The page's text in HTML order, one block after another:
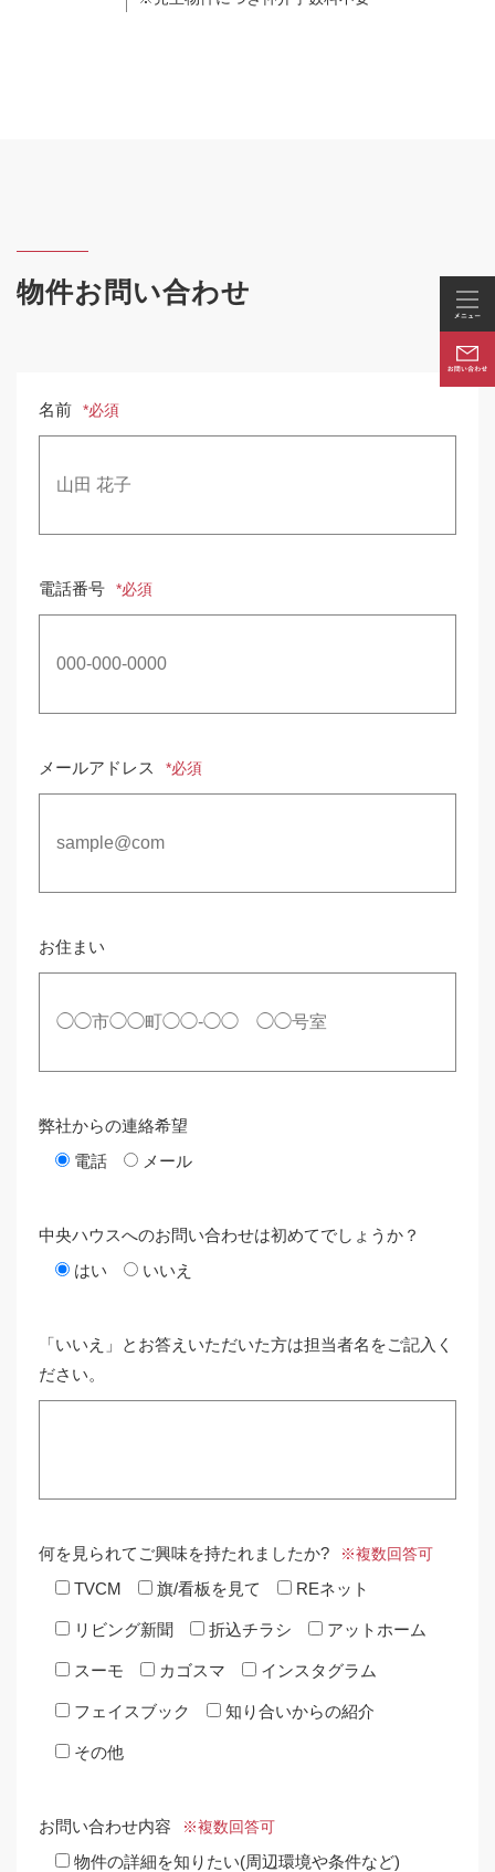
物件お問い合わせ
名前 *必須
電話番号 *必須
メールアドレス *必須
お住まい
弊社からの連絡希望
電話
メール
中央ハウスへのお問い合わせは初めてでしょうか？
はい
いいえ
「いいえ」とお答えいただいた方は担当者名をご記入く
ださい。
何を見られてご興味を持たれましたか? ※複数回答可
TVCM 旗/看板を見て REネット
リビング新聞 折込チラシ アットホーム
スーモ カゴスマ インスタグラム
フェイスブック 知り合いからの紹介
その他
お問い合わせ内容 ※複数回答可
物件の詳細を知りたい(周辺環境や条件など)